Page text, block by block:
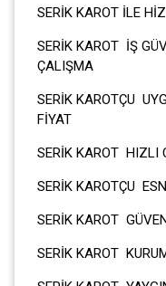
SERİK KAROT İLE
SERİK KAROT İŞ
ÇALIŞMA
SERİK KAROTÇU
SERİK KAROT HIZLI
SERİK KAROTÇU
SERİK KAROT
SERİK KAROT